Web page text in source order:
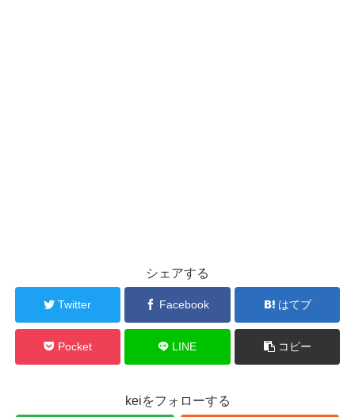
シェアする
Twitter Facebook はてブ
Pocket LINE コピー
keiをフォローする